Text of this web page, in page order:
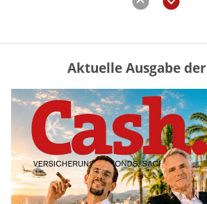
Mütterrente III Tabelle: So
Nachzahlung ist pro Kind
mehr
„Jung kauft Alt“ 2026:
Überblick – Tabelle mit
und Einkommensgrenzen
Aktuelle Ausgabe der